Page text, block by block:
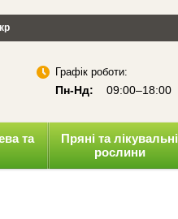
Графік роботи:
Пн-Нд: 09:00–18:00
та
Пряні та лікувальні
рослини